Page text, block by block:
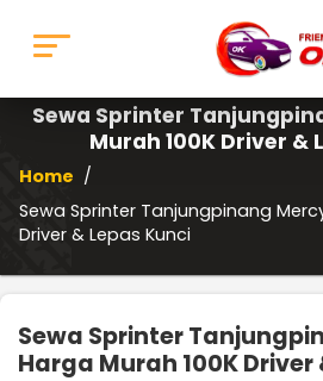
Sewa Sprinter
Murah 100K Driver &
Home /
Sewa Sprinter Tanjungpinang
Driver & Lepas Kunci
Sewa Sprinter
Harga Murah 100K Driver